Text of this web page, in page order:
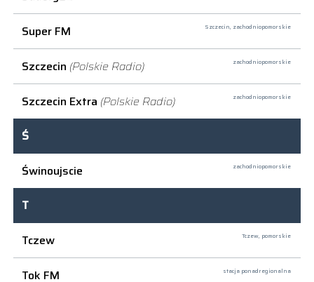
Super FM Szczecin, zachodniopomorskie
Szczecin (Polskie Radio) zachodniopomorskie
Szczecin Extra (Polskie Radio) zachodniopomorskie
Ś
Świnoujscie
zachodniopomorskie
T
Tczew
Tczew, pomorskie
Tok FM stacja ponadregionalna